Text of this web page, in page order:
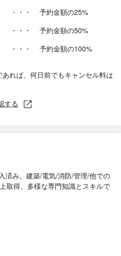
・・・
予約金額の25%
・・・
予約金額の50%
・・・ 予約金額の100%
れば、何日前でもキャンセル料は
する
済み。建築/電気/消防/管理/他での
取得、多様な専門知識とスキルで